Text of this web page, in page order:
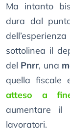
Ma intanto
dura dal
sottolinea il
del Pnrr, una
quella
atteso a
aumentare
lavoratori.